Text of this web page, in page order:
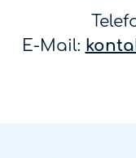
E-Mail: